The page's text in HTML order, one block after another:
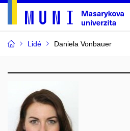
Lidé Daniela Vonbauer